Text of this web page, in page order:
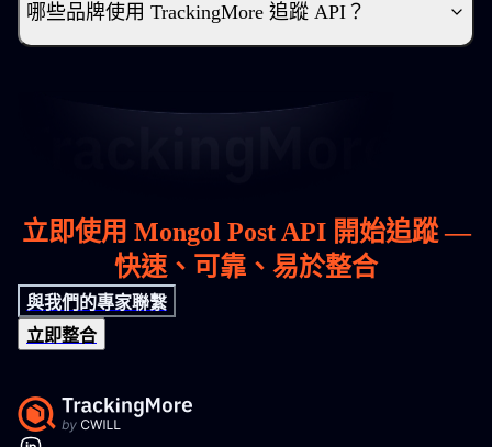
哪些品牌使用 TrackingMore 追蹤 API？
立即使用 Mongol Post API 開始追蹤 —
快速、可靠、易於整合
與我們的專家聯繫
立即整合